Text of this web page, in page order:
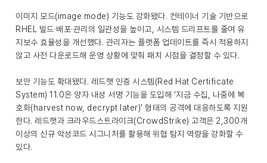
이미지 모드(image mode) 기능도 강화됐다. 컨테이너 기술 기반으로
RHEL 빌드·배포·관리의 일관성을 높이고, 시스템 드리프트를 줄여 유
지보수 효율성을 개선했다. 관리자는 플랫폼 업데이트를 즉시 적용하지
않고 사전 다운로드해 운영 상황에 맞춰 패치 시점을 결정할 수 있다.
보안 기능도 확대됐다. 레드햇 인증 시스템(Red Hat Certificate
System) 11.0은 양자 내성 서명 기능을 도입해 ‘지금 수집, 나중에 복
호화(harvest now, decrypt later)’ 형태의 공격에 대응하도록 지원
한다. 레드햇과 크라우드스트라이크(CrowdStrike) 고객은 2,300개
이상의 신규 악성코드 시그니처를 활용해 위협 탐지 역량을 강화할 수
있다.